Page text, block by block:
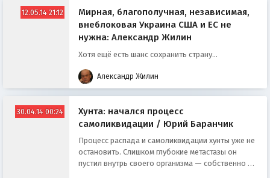
12.05.14 21:12
Мирная, благополучная, независимая,
внеблоковая Украина США и ЕС не
нужна: Александр Жилин
Хотя ещё есть шанс сохранить страну...
Александр Жилин
30.04.14 00:24
Хунта: начался процесс
самоликвидации / Юрий Баранчик
Процесс распада и самоликвидации хунты уже не
остановить. Слишком глубокие метастазы он
пустил внутрь своего организма — собственно на